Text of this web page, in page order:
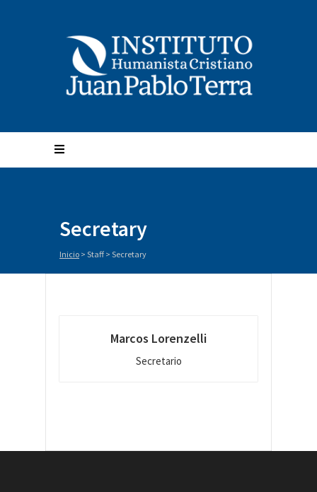
Secretary
Inicio > Staff > Secretary
Marcos Lorenzelli
Secretario